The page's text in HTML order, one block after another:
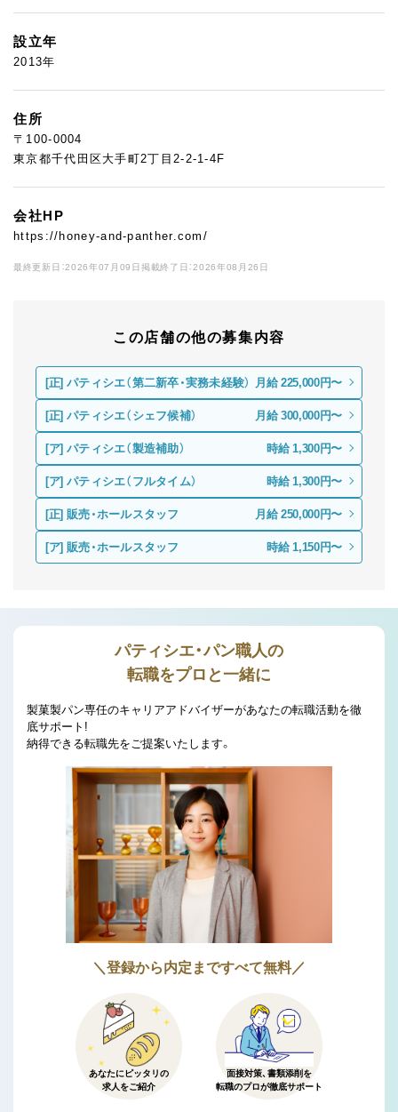
設立年
2013年
住所
〒100-0004
東京都千代田区大手町2丁目2-2-1-4F
会社HP
https://honey-and-panther.com/
最終更新日：2026年07月09日 掲載終了日：2026年08月26日
この店舗の他の募集内容
[正] パティシエ（第二新卒・実務未経験） 月給 225,000円〜
[正] パティシエ（シェフ候補） 月給 300,000円〜
[ア] パティシエ（製造補助） 時給 1,300円〜
[ア] パティシエ（フルタイム） 時給 1,300円〜
[正] 販売・ホールスタッフ 月給 250,000円〜
[ア] 販売・ホールスタッフ 時給 1,150円〜
パティシエ・パン職人の
転職をプロと一緒に
製菓製パン専任のキャリアアドバイザーがあなたの転職活動を徹
底サポート!
納得できる転職先をご提案いたします。
＼登録から内定まですべて無料／
あなたにピッタリの
求人をご紹介
面接対策、書類添削を
転職のプロが徹底サポート